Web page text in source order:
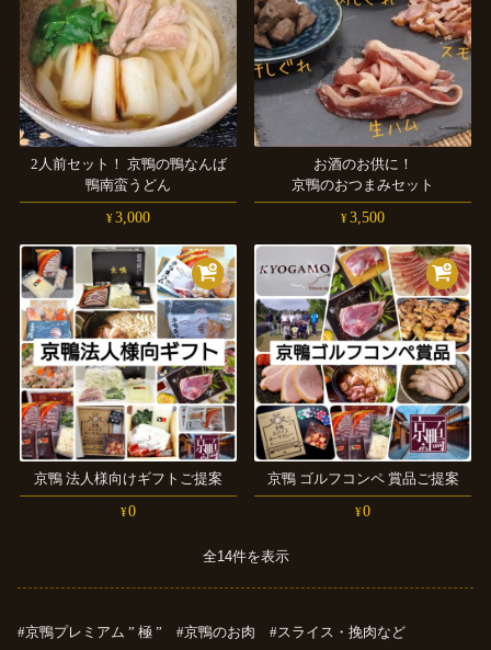
京鴨プレミアム ” 極 ” 京鴨のお肉
スライス・挽肉など
2人 前セット！ 京鴨の鴨なんば
鴨南蛮うどん
¥3,000
お酒のお供に！
京鴨のおつまみセット
¥3,500
京鴨 法人様向けギフトご提案
¥0
京鴨 ゴルフコンペ 賞品ご提案
¥0
全14件を表示